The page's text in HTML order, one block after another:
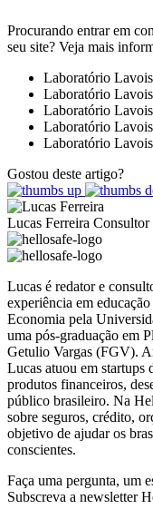
Procurando entrar em
seu site? Veja mais
Laboratório
Laboratório
Laboratório
Laboratório
Laboratório
Gostou deste artigo?
Lucas Ferreira Consultor
Lucas é redator e
experiência em
Economia pela
uma pós-graduação em
Getulio Vargas (FGV).
Lucas atuou em startups
produtos financeiros,
público brasileiro. Na
sobre seguros, crédito,
objetivo de ajudar os
conscientes.
Faça uma pergunta, um
Subscreva a newsletter